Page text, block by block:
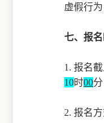
虚假行
七、报名
1. 报名截
10时00分
2. 报名方